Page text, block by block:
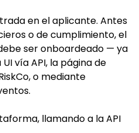
en el aplicante. Antes
o de cumplimiento, el
ser onboardeado — ya
vía API, la página de
o mediante
llamando a la API